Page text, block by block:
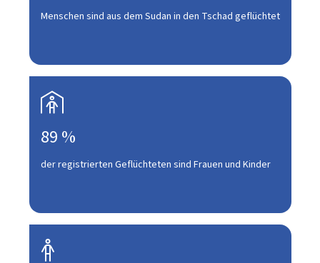
Menschen sind aus dem Sudan in den Tschad geflüchtet

89 %
der registrierten Geflüchteten sind Frauen und Kinder
